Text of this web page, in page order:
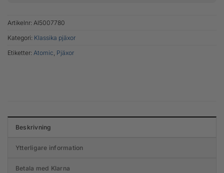
Artikelnr: AI5007780
Kategori: Klassika pjäxor
Etiketter: Atomic, Pjäxor
Beskrivning
Ytterligare information
Betala med Klarna